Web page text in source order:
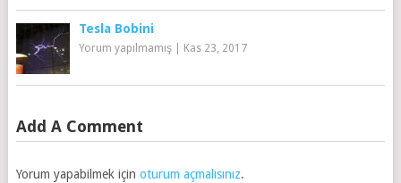
Tesla Bobini
Yorum yapılmamış| Kas 23, 2017
Add A Comment
Yorum yapabilmek için oturum açmalısınız.